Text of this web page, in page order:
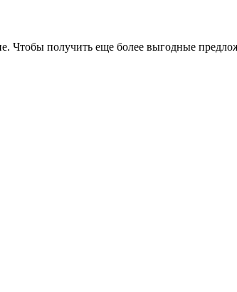
получить еще более выгодные